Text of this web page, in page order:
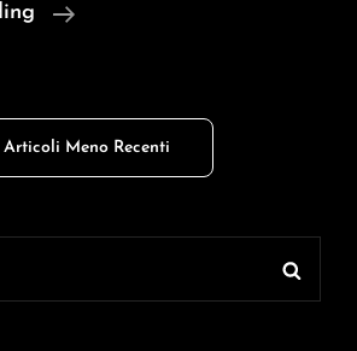
Il
Virtuale
Articoli Meno Recenti